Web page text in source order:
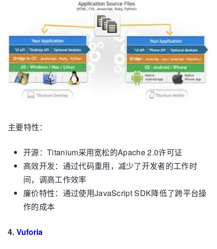
主要特性：
开源：Titanium采用宽松的Apache 2.0许可证
高效开发：通过代码重用，减少了开发者的工作时
间，调高工作效率
廉价特性：通过使用JavaScript SDK降低了跨平台操
作的成本
4. Vuforia